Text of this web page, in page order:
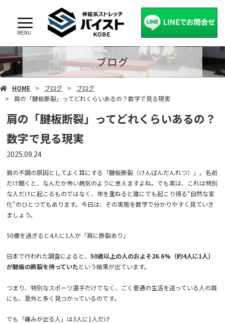
MENU
ブログ
HOME ブログ
ブログ
肩の「腱板断裂」ってどれくらいあるの？数字で見る現実
肩の「腱板断裂」ってどれくらいあるの？
数字で見る現実
2025.09.24
肩の不調の原因としてよく耳にする「腱板断裂（けんばんだんれつ）」。名前
だけ聞くと、なんだか怖い病気のように思えますよね。でも実は、これは特別
な人だけに起こるものではなく、年を重ねると誰にでも起こり得る“自然な変
化”のひとつでもあります。今日は、その実態を数字で分かりやすく見ていき
ましょう。
50歳を過ぎると4人に1人が「肩に断裂あり」
日本で行われた調査によると、 50歳以上の人のおよそ26.6%（約4人に1人）
が腱板の断裂を持っていたという結果が出ています。
つまり、特別なスポーツ選手だけでなく、ごく普通の生活を送っている人の肩
にも、意外と多く見つかっているのです。
でも「痛みが出る人」は3人に1人だけ